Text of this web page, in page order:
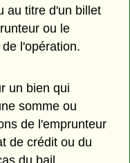
au titre d'un billet
ou le
l'opération.
un bien qui
somme ou
de l'emprunteur
de crédit ou du